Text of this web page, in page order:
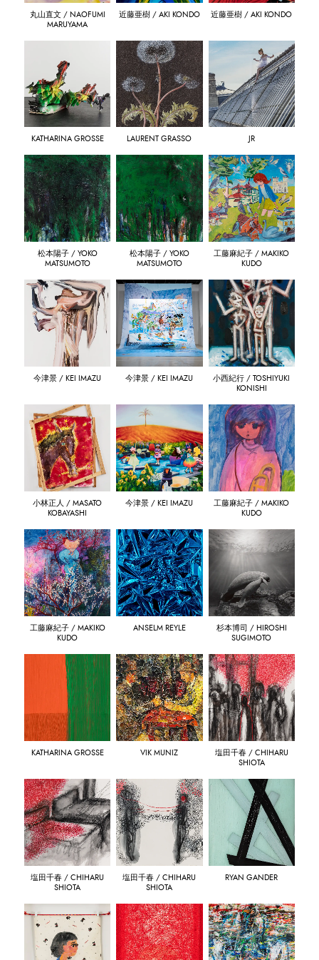
丸山直文 / NAOFUMI
MARUYAMA
近藤亜樹 / AKI KONDO 近藤亜樹 / AKI KONDO
KATHARINA GROSSE LAURENT GRASSO JR
松本陽子 / YOKO
MATSUMOTO
松本陽子 / YOKO
MATSUMOTO
工藤麻紀子 / MAKIKO
KUDO
今津景 / KEI IMAZU 今津景 / KEI IMAZU
小西紀行 / TOSHIYUKI
KONISHI
小林正人 / MASATO
KOBAYASHI
今津景 / KEI IMAZU
工藤麻紀子 / MAKIKO
KUDO
工藤麻紀子 / MAKIKO
KUDO
ANSELM REYLE
杉本博司 / HIROSHI
SUGIMOTO
KATHARINA GROSSE VIK MUNIZ
塩田千春 / CHIHARU
SHIOTA
塩田千春 / CHIHARU
SHIOTA
塩田千春 / CHIHARU
SHIOTA
RYAN GANDER